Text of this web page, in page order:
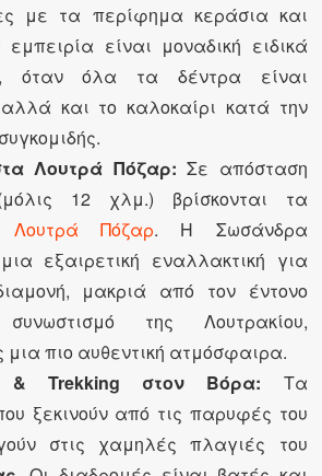
με τα περίφημα κεράσια και
είναι μοναδική ειδικά
όταν όλα τα δέντρα είναι
και το καλοκαίρι κατά την
Λουτρά Πόζαρ: Σε απόσταση
12 χλμ.) βρίσκονται τα
Λουτρά Πόζαρ. Η Σωσάνδρα
εξαιρετική εναλλακτική για
μακριά από τον έντονο
συνωστισμό της Λουτρακίου,
μια πιο αυθεντική ατμόσφαιρα.
& Trekking στον Βόρα: Τα
ξεκινούν από τις παρυφές του
στις χαμηλές πλαγιές του